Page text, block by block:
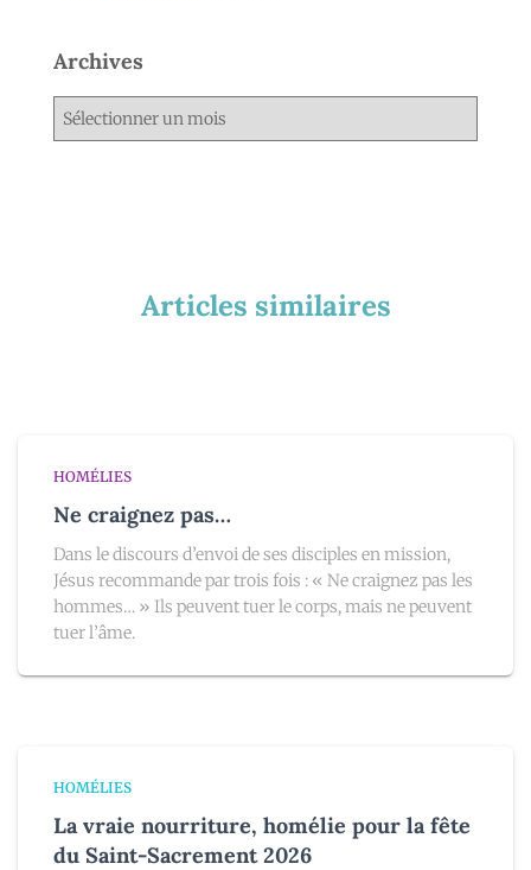
Archives
Articles similaires
HOMÉLIES
Ne craignez pas…
Dans le discours d’envoi de ses disciples en mission,
Jésus recommande par trois fois : « Ne craignez pas les
hommes… » Ils peuvent tuer le corps, mais ne peuvent
tuer l’âme.
HOMÉLIES
La vraie nourriture, homélie pour la fête
du Saint-Sacrement 2026